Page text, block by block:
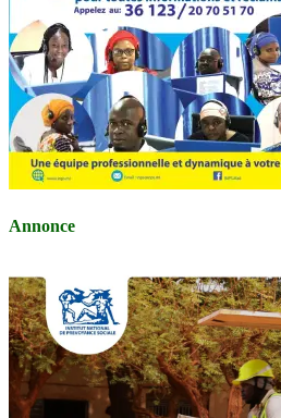
Annonce